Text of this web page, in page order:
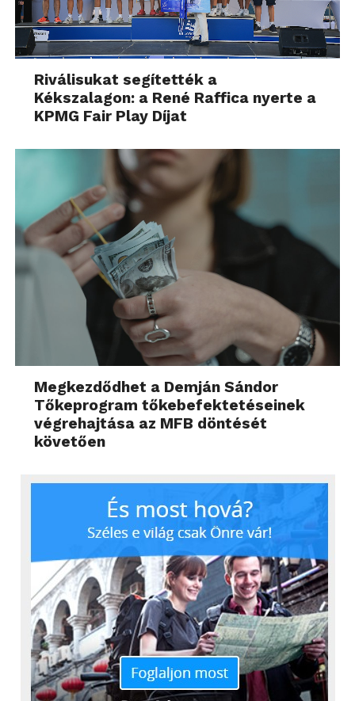
Riválisukat segítették a
Kékszalagon: a René Raffica nyerte a
KPMG Fair Play Díjat
Megkezdődhet a Demján Sándor
Tőkeprogram tőkebefektetéseinek
végrehajtása az MFB döntését
követően